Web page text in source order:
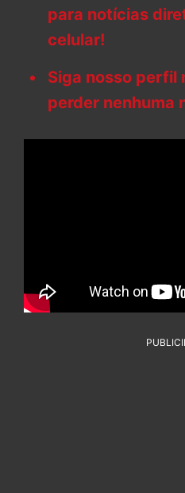
para notícias
celular!
Siga nosso perfil
perder nenhuma